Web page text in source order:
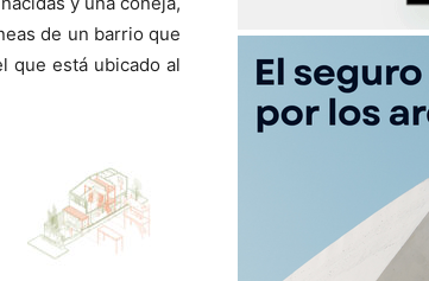
de un barrio que
que está ubicado al